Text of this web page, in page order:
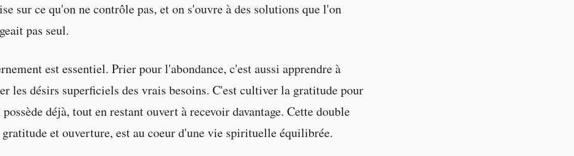
sur ce qu'on ne contrôle pas, et on s'ouvre à des solutions que l'on
pas seul.
est essentiel. Prier pour l'abondance, c'est aussi apprendre à
les désirs superficiels des vrais besoins. C'est cultiver la gratitude pour
déjà, tout en restant ouvert à recevoir davantage. Cette double
et ouverture, est au coeur d'une vie spirituelle équilibrée.